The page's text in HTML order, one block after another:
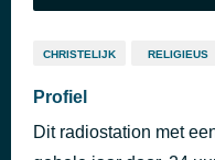
CHRISTELIJK RELIGIEUS
Profiel
Dit radiostation met